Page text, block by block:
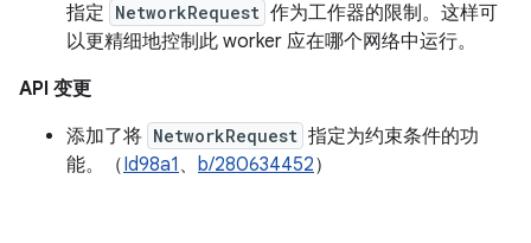
指定 NetworkRequest 作为工作器的限制。这样可
以更精细地控制此 worker 应在哪个网络中运行。
API 变更
添加了将 NetworkRequest 指定为约束条件的功
能。（Id98a1 、 b/280634452）